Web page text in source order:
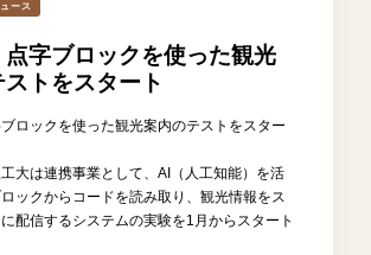
ース
点字ブロックを使った観光
トをスタート
ブロックを使った観光案内のテストをスター
大は連携事業として、AI（人工知能）を活
ックからコードを読み取り、観光情報をス
配信するシステムの実験を1月からスタート